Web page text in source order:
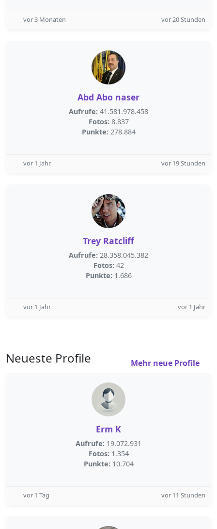
vor 3 Monaten vor 20 Stunden
Abd Abo naser
Aufrufe: 41.581.978.458
Fotos: 8.837
Punkte: 278.884
vor 1 Jahr vor 19 Stunden
Trey Ratcliff
Aufrufe: 28.358.045.382
Fotos: 42
Punkte: 1.686
vor 1 Jahr vor 1 Jahr
Neueste Profile Mehr neue Profile
Erm K
Aufrufe: 19.072.931
Fotos: 1.354
Punkte: 10.704
vor 1 Tag vor 11 Stunden